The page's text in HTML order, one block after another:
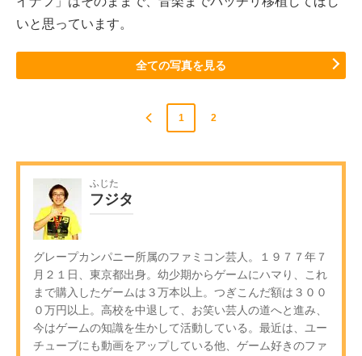
いと思っています。
全ての写真を見る
1 2
ふじた
フジタ
グレープカンパニー所属のファミコン芸人。１９７７年７
月２１日、東京都出身。幼少期からゲームにハマり、これ
まで購入したゲームは３万本以上。つぎこんだ額は３００
０万円以上。高校を中退して、お笑い芸人の道へと進み、
今はゲームの知識を生かして活動している。最近は、ユー
チューブにも動画をアップしている他、ゲーム好きのファ